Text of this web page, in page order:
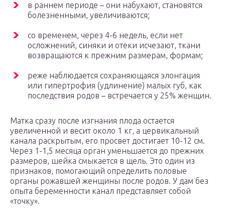
в раннем периоде – они набухают, становятся
болезненными, увеличиваются;
со временем, через 4-6 недель, если нет
осложнений, синяки и отеки исчезают, ткани
возвращаются к прежним размерам, формам;
реже наблюдается сохраняющаяся элонгация
или гипертрофия (удлинение) малых губ, как
последствия родов – встречается у 25% женщин.
Матка сразу после изгнания плода остается
увеличенной и весит около 1 кг, а цервикальный
канала раскрытым, его просвет достигает 10-12 см.
Через 1-1,5 месяца орган уменьшается до прежних
размеров, шейка смыкается в щель. Это один из
признаков, помогающий определить половые
органы рожавшей женщины после родов. У дам без
опыта беременности канал представляет собой
«точку».